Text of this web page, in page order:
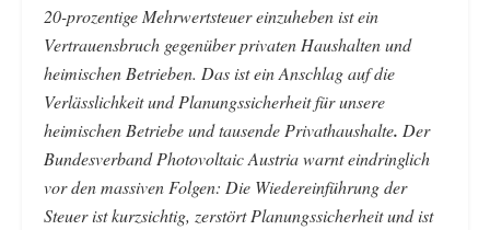
20-prozentige Mehrwertsteuer einzuheben ist ein
Vertrauensbruch gegenüber privaten Haushalten und
heimischen Betrieben. Das ist ein Anschlag auf die
Verlässlichkeit und Planungssicherheit für unsere
heimischen Betriebe und tausende Privathaushalte. Der
Bundesverband Photovoltaic Austria warnt eindringlich
vor den massiven Folgen: Die Wiedereinführung der
Steuer ist kurzsichtig, zerstört Planungssicherheit und ist